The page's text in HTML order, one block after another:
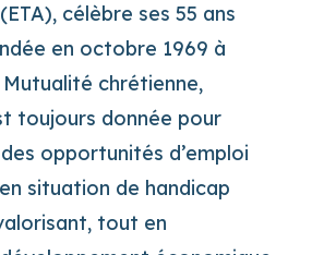
célèbre ses 55 ans
en octobre 1969 à
chrétienne,
toujours donnée pour
opportunités d’emploi
situation de handicap
tout en